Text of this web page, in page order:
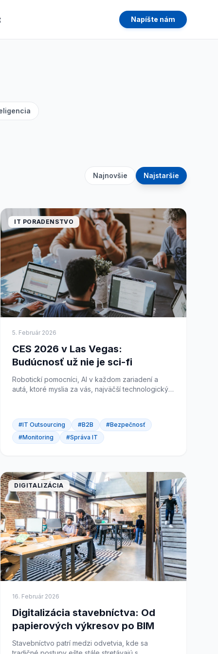
Napíšte nám
Najnovšie Najstaršie
IT PORADENSTVO
5. Február 2026
CES 2026 v Las Vegas:
Budúcnosť už nie je sci-fi
Robotickí pomocníci, AI v každom zariadení a
autá, ktoré myslia za vás, najväčší technologický
#IT Outsourcing #B2B
#Bezpečnosť
#Monitoring
#Správa IT
DIGITALIZÁCIA
16. Február 2026
Digitalizácia stavebníctva: Od
papierových výkresov po BIM
Stavebníctvo patrí medzi odvetvia, kde sa